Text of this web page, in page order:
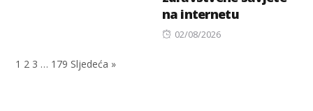
na internetu
Posted
02/08/2026
1 2 3 … 179 Sljedeća »